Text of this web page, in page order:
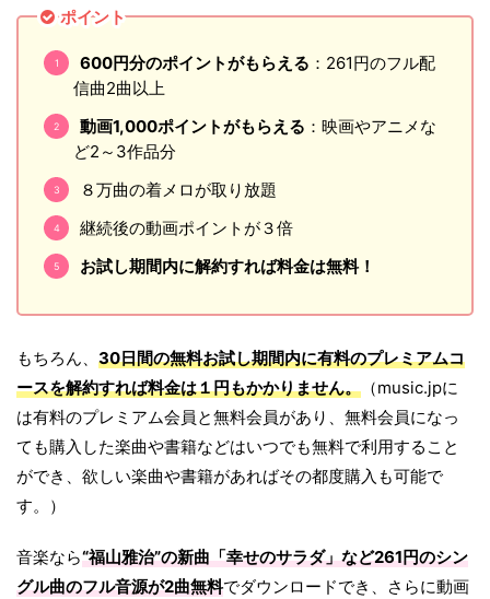
ポイント
600円分のポイントがもらえる ：261円のフル配
信曲2曲以上
動画1,000ポイントがもらえる ：映画やアニメな
ど2～3作品分
８万曲の着メロが取り放題
継続後の動画ポイントが３倍
お試し期間内に解約すれば料金は無料！
もちろん、 30日間の無料お試し期間内に有料のプレミアムコ
ースを解約すれば料金は１円もかかりません。 （music.jpに
は有料のプレミアム会員と無料会員があり、無料会員になっ
ても購入した楽曲や書籍などはいつでも無料で利用すること
ができ、欲しい楽曲や書籍があればその都度購入も可能で
す。）
音楽なら“福山雅治”の新曲「幸せのサラダ」など261円のシン
グル曲のフル音源が2曲無料でダウンロードでき、さらに動画